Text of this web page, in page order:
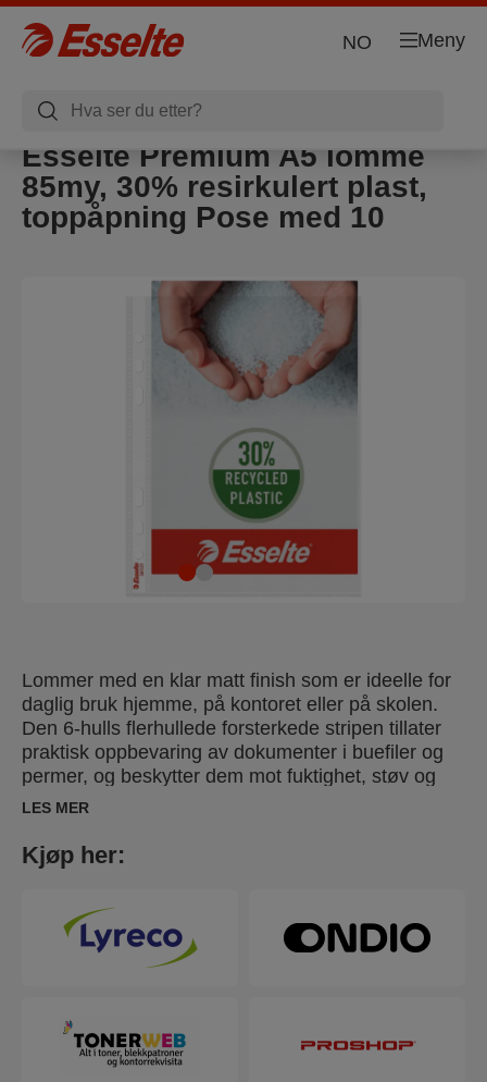
Meny
NO
Esselte Premium A5 lomme
85my, 30% resirkulert plast,
toppåpning Pose med 10
Lommer med en klar matt finish som er ideelle for
daglig bruk hjemme, på kontoret eller på skolen.
Den 6-hulls flerhullede forsterkede stripen tillater
praktisk oppbevaring av dokumenter i buefiler og
permer, og beskytter dem mot fuktighet, støv og
smuss. Åpnes på toppen for enkel tilgang til
Copy-safe og syrefritt materiale sikrer langsiktig
beskyttelse av dokumentene. Laget av PP
forbrukerinnhold, eksternt revidert og UL-sertifisert,
100 % resirkulerbar.
LES MER
Kjøp her: